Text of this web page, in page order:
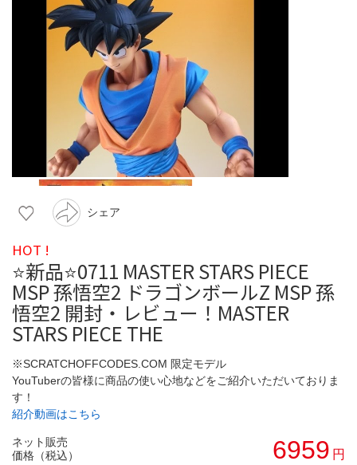
シェア
HOT !
⭐新品⭐0711 MASTER STARS PIECE
MSP 孫悟空2 ドラゴンボールZ MSP 孫
悟空2 開封・レビュー！MASTER
STARS PIECE THE
※SCRATCHOFFCODES.COM 限定モデル
YouTuberの皆様に商品の使い心地などをご紹介いただいておりま
す！
紹介動画はこちら
ネット販売
価格（税込）
6959 円